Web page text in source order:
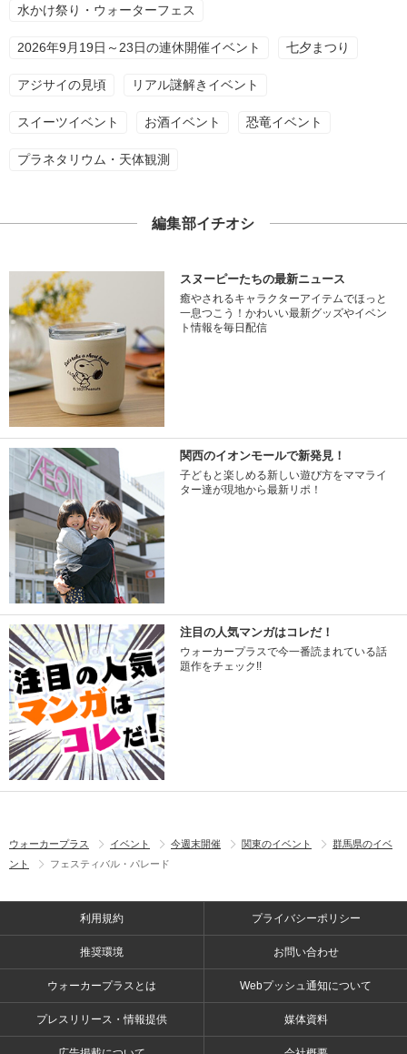
水かけ祭り・ウォーターフェス
2026年9月19日～23日の連休開催イベント 七夕まつり
アジサイの見頃 リアル謎解きイベント
スイーツイベント お酒イベント 恐竜イベント
プラネタリウム・天体観測
編集部イチオシ
スヌーピーたちの最新ニュース
癒やされるキャラクターアイテムでほっと
一息つこう！かわいい最新グッズやイベン
ト情報を毎日配信
関西のイオンモールで新発見！
子どもと楽しめる新しい遊び方をママライ
ター達が現地から最新リポ！
注目の人気マンガはコレだ！
ウォーカープラスで今一番読まれている話
題作をチェック!!
ウォーカープラス イベント 今週末開催 関東のイベント
群馬県のイベ
ント
フェスティバル・パレード
利用規約 プライバシーポリシー
推奨環境 お問い合わせ
ウォーカープラスとは Webプッシュ通知について
プレスリリース・情報提供 媒体資料